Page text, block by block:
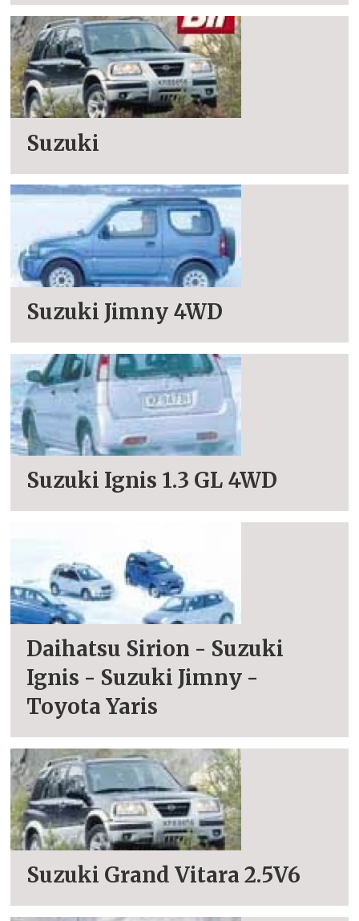
Suzuki
Suzuki Jimny 4WD
Suzuki Ignis 1.3 GL 4WD
Daihatsu Sirion - Suzuki
Ignis - Suzuki Jimny -
Toyota Yaris
Suzuki Grand Vitara 2.5V6